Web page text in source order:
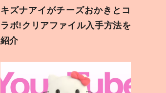
キズナアイがチーズおかきとコ
ラボ!クリアファイル入手方法を
紹介